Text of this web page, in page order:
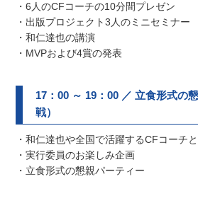
・6人のCFコーチの10分間プレゼン
・出版プロジェクト3人のミニセミナー
・和仁達也の講演
・MVPおよび4賞の発表
17：00 ～ 19：00 ／ 立食形式の
戦）
・和仁達也や全国で活躍するCFコーチ
・実行委員のお楽しみ企画
・立食形式の懇親パーティー